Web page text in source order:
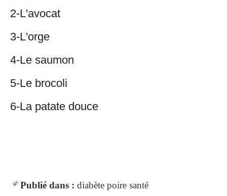
2-L'avocat
3-L'orge
4-Le saumon
5-Le brocoli
6-La patate douce
Publié dans : diabète poire santé